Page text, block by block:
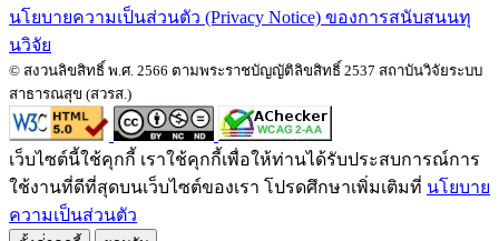
นโยบายความเป็นส่วนตัว (Privacy Notice) ของการสนับสนนทุ
นวิจัย
© สงวนลิขสิทธิ์ พ.ศ. 2566 ตามพระราชบัญญัติลิขสิทธิ์ 2537 สถาบันวิจัยระบบ
สาธารณสุข (สวรส.)
เว็บไซต์นี้ใช้คุกกี้ เราใช้คุกกี้เพื่อให้ท่านได้รับประสบการณ์การ
ใช้งานที่ดีที่สุดบนเว็บไซต์ของเรา โปรดศึกษาเพิ่มเติมที่ นโยบาย
ความเป็นส่วนตัว